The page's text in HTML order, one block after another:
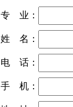
专 业：
姓 名：
电 话：
手 机：